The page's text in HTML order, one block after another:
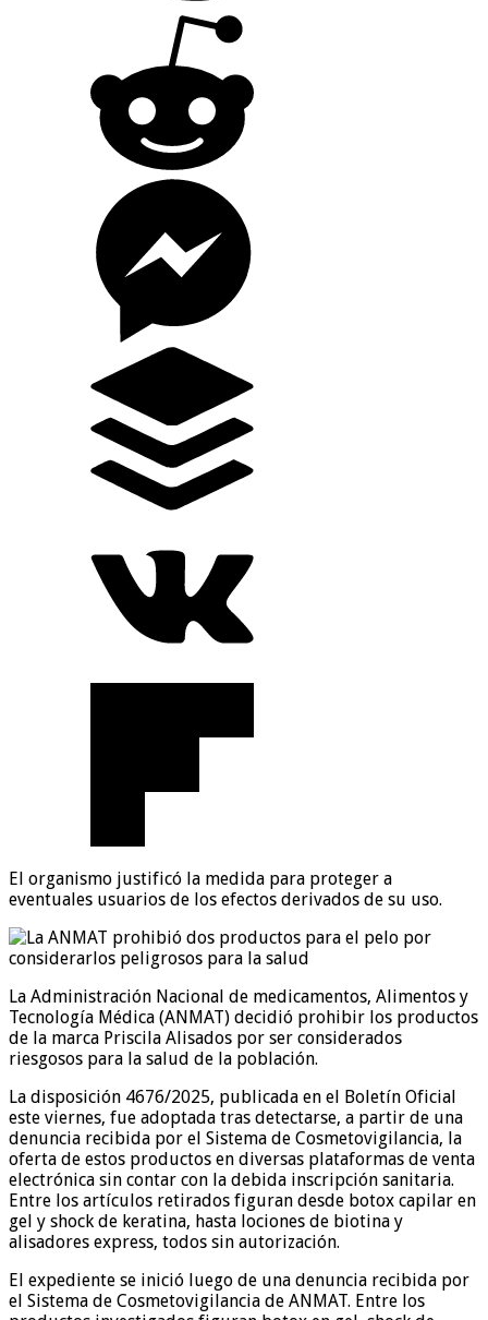
El organismo justificó la medida para proteger a
eventuales usuarios de los efectos derivados de su uso.
La Administración Nacional de medicamentos, Alimentos y
Tecnología Médica (ANMAT) decidió prohibir los productos
de la marca Priscila Alisados por ser considerados
riesgosos para la salud de la población.
La disposición 4676/2025, publicada en el Boletín Oficial
este viernes, fue adoptada tras detectarse, a partir de una
denuncia recibida por el Sistema de Cosmetovigilancia, la
oferta de estos productos en diversas plataformas de venta
electrónica sin contar con la debida inscripción sanitaria.
Entre los artículos retirados figuran desde botox capilar en
gel y shock de keratina, hasta lociones de biotina y
alisadores express, todos sin autorización.
El expediente se inició luego de una denuncia recibida por
el Sistema de Cosmetovigilancia de ANMAT. Entre los